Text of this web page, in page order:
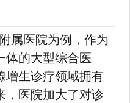
属医院为例，作为
体的大型综合医
增生诊疗领域拥有
，医院加大了对诊